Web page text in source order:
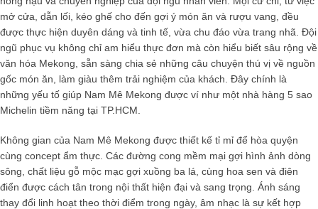
mở cửa, dẫn lối, kéo ghế cho đến gợi ý món ăn và rượu vang, đều
được thực hiện duyên dáng và tinh tế, vừa chu đáo vừa trang nhã. Đội
ngũ phục vụ không chỉ am hiểu thực đơn mà còn hiểu biết sâu rộng về
văn hóa Mekong, sẵn sàng chia sẻ những câu chuyện thú vị về nguồn
gốc món ăn, làm giàu thêm trải nghiệm của khách. Đây chính là
những yếu tố giúp Nam Mê Mekong được ví như một nhà hàng 5 sao
Michelin tiềm năng tại TP.HCM.
Không gian của Nam Mê Mekong được thiết kế tỉ mỉ để hòa quyện
cùng concept ẩm thực. Các đường cong mềm mại gợi hình ảnh dòng
sông, chất liệu gỗ mộc mạc gợi xuồng ba lá, cùng hoa sen và điên
điển được cách tân trong nội thất hiện đại và sang trọng. Ánh sáng
thay đổi linh hoạt theo thời điểm trong ngày, âm nhạc là sự kết hợp